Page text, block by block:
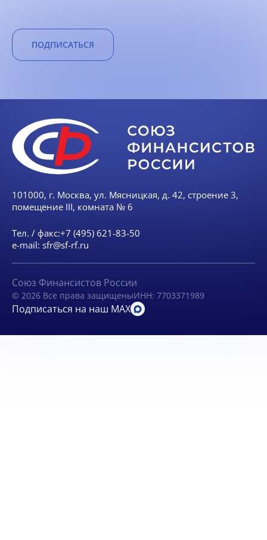
ПОДПИСАТЬСЯ
101000, г. Москва, ул. Мясницкая, д. 42, строение 3,
помещение III, комната № 6
Тел. / факс:+7 (495) 621-83-50
e-mail: sfr@sf-rf.ru
Союз Финансистов России
© 2026 Все права защищеныИНН: 7703371989
Подписаться на наш MAX